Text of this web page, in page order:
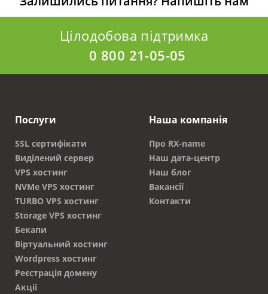
придумати оригінальну назву, що описує
діяльність компанії. Підвищується
впізнаваність і рівень довіри.
Простота покупки. Зареєструвати домен
ви можете досить легко, скориставшись
послугами фахівців. Це не займе багато
може кожен. Допускається розміщення сайтів,
присвячених польській культурі та країні.
Переваги реєстрації
Ціна реєстрації доступна всім клієнтам.
Підібрати відповідне доменне ім'я просто. Це
дозволяє підвищити впізнаваність бренду на
вітчизняному ринку. Процедура реєстрації
проходить швидко. Після схвалення заявки та
отримання оплати дозволяється використання
сайту. Є можливість продовження періоду
Цілодобова підтримка
0 800 21-05-05
Послуги
SSL сертифікати
Виділений сервер
VPS хостинг
NVMe VPS хостинг
TURBO VPS хостинг
Storage VPS хостинг
Бекапи
Віртуальний хостинг
Wordpress хостинг
Реєстрація домену
Акції
Наша компанія
Про RX-name
Наш дата-центр
Наш блог
Вакансії
Контакти